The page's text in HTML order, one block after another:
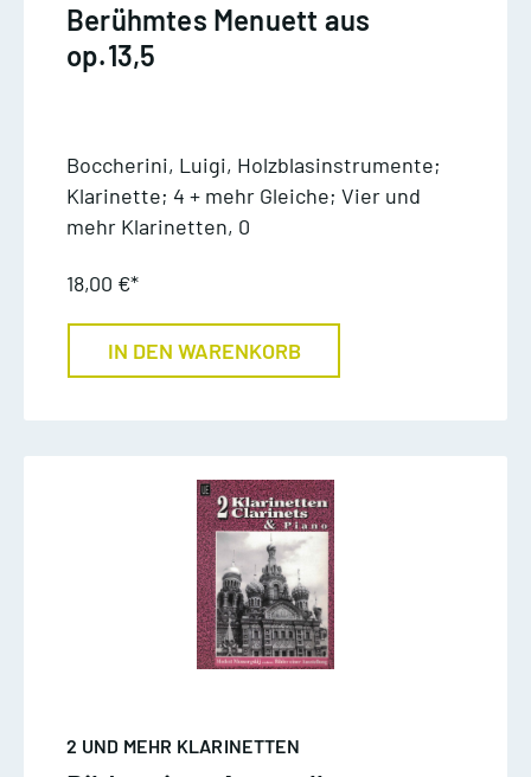
Berühmtes Menuett aus
op.13,5
Boccherini, Luigi, Holzblasinstrumente;
Klarinette; 4 + mehr Gleiche; Vier und
mehr Klarinetten, 0
18,00 €*
IN DEN WARENKORB
2 UND MEHR KLARINETTEN